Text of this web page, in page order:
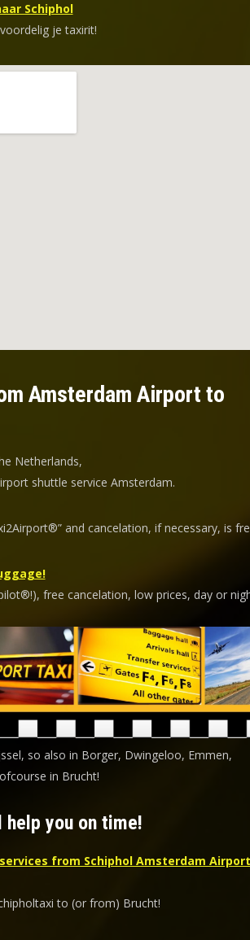
Schiphol
je taxirit!
Amsterdam Airport to
Netherlands,
shuttle service Amsterdam.
and cancelation, if necessary, is
free cancelation, low prices, day or
so also in Borger, Dwingeloo, Emmen,
in Brucht!
you on time!
from Schiphol Amsterdam
to (or from) Brucht!